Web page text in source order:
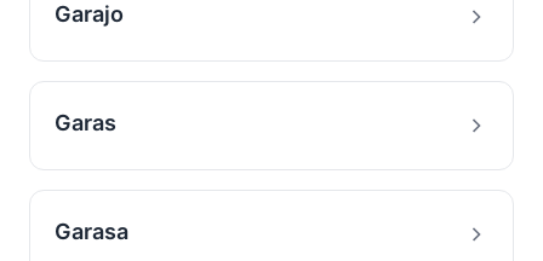
Garajo
Garas
Garasa